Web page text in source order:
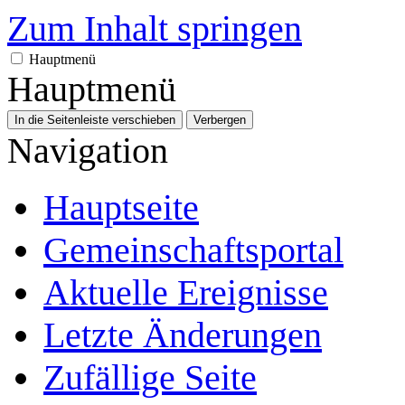
Zum Inhalt springen
Hauptmenü
Hauptmenü
In die Seitenleiste verschieben Verbergen
Navigation
Hauptseite
Gemeinschafts­portal
Aktuelle Ereignisse
Letzte Änderungen
Zufällige Seite